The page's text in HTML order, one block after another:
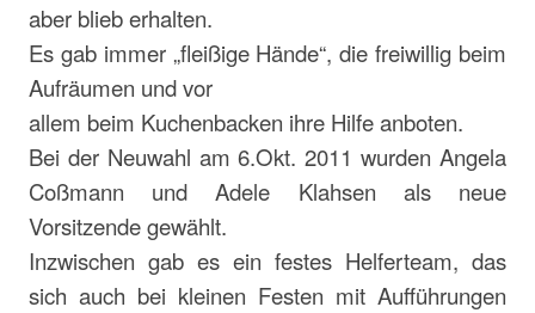
aber blieb erhalten.
Es gab immer „fleißige Hände“, die freiwillig beim
Aufräumen und vor
allem beim Kuchenbacken ihre Hilfe anboten.
Bei der Neuwahl am 6.Okt. 2011 wurden Angela
Coßmann und Adele Klahsen als neue
Vorsitzende gewählt.
Inzwischen gab es ein festes Helferteam, das
sich auch bei kleinen Festen mit Aufführungen